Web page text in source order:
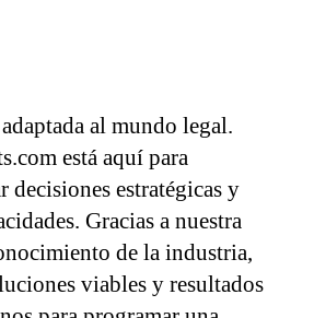
al mundo legal.
está aquí para
decisiones estratégicas y
Gracias a nuestra
de la industria,
viables y resultados